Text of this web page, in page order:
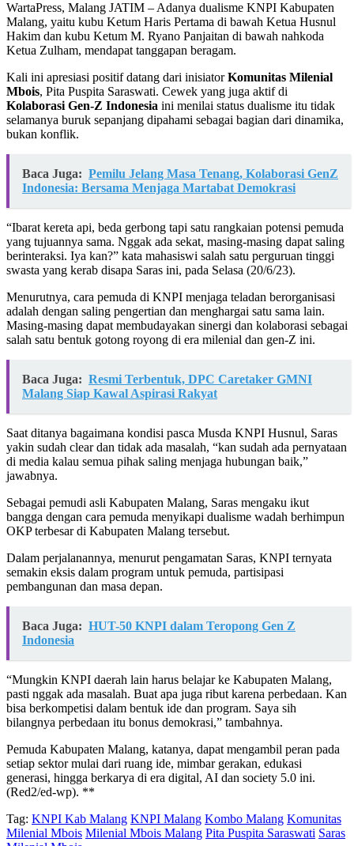
WartaPress, Malang JATIM – Adanya dualisme KNPI Kabupaten
Malang, yaitu kubu Ketum Haris Pertama di bawah Ketua Husnul
Hakim dan kubu Ketum M. Ryano Panjaitan di bawah nahkoda
Ketua Zulham, mendapat tanggapan beragam.
Kali ini apresiasi positif datang dari inisiatorKomunitas Milenial
Mbois, Pita Puspita Saraswati. Cewek yang juga aktif di
Kolaborasi Gen-Z Indonesia ini menilai status dualisme itu tidak
selamanya buruk sepanjang dipahami sebagai bagian dari dinamika,
bukan konflik.
Baca Juga: Pemilu Jelang Masa Tenang, Kolaborasi GenZ
Indonesia: Bersama Menjaga Martabat Demokrasi
“Ibarat kereta api, beda gerbong tapi satu rangkaian potensi pemuda
yang tujuannya sama. Nggak ada sekat, masing-masing dapat saling
berinteraksi. Iya kan?” kata mahasiswi salah satu perguruan tinggi
swasta yang kerab disapa Saras ini, pada Selasa (20/6/23).
Menurutnya, cara pemuda di KNPI menjaga teladan berorganisasi
adalah dengan saling pengertian dan menghargai satu sama lain.
Masing-masing dapat membudayakan sinergi dan kolaborasi sebagai
salah satu bentuk gotong royong di era milenial dan gen-Z ini.
Baca Juga: Resmi Terbentuk, DPC Caretaker GMNI
Malang Siap Kawal Aspirasi Rakyat
Saat ditanya bagaimana kondisi pasca Musda KNPI Husnul, Saras
yakin sudah clear dan tidak ada masalah, “kan sudah ada pernyataan
di media kalau semua pihak saling menjaga hubungan baik,”
jawabnya.
Sebagai pemudi asli Kabupaten Malang, Saras mengaku ikut
bangga dengan cara pemuda menyikapi dualisme wadah berhimpun
OKP terbesar di Kabupaten Malang tersebut.
Dalam perjalanannya, menurut pengamatan Saras, KNPI ternyata
semakin eksis dalam program untuk pemuda, partisipasi
pembangunan dan masa depan.
Baca Juga: HUT-50 KNPI dalam Teropong Gen Z
Indonesia
“Mungkin KNPI daerah lain harus belajar ke Kabupaten Malang,
pasti nggak ada masalah. Buat apa juga ribut karena perbedaan. Kan
bisa berkompetisi dalam bentuk ide dan program. Saya sih
bilangnya perbedaan itu bonus demokrasi,” tambahnya.
Pemuda Kabupaten Malang, katanya, dapat mengambil peran pada
setiap sektor mulai dari ruang ide, mimbar gerakan, edukasi
generasi, hingga berkarya di era digital, AI dan society 5.0 ini.
(Red2/ed-wp). **
Tag: KNPI Kab Malang KNPI Malang Kombo Malang Komunitas
Milenial Mbois Milenial Mbois Malang Pita Puspita Saraswati Saras